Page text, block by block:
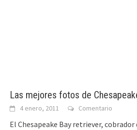
Las mejores fotos de
4 enero, 2011 Comentario
El Chesapeake Bay retriever, cobrador